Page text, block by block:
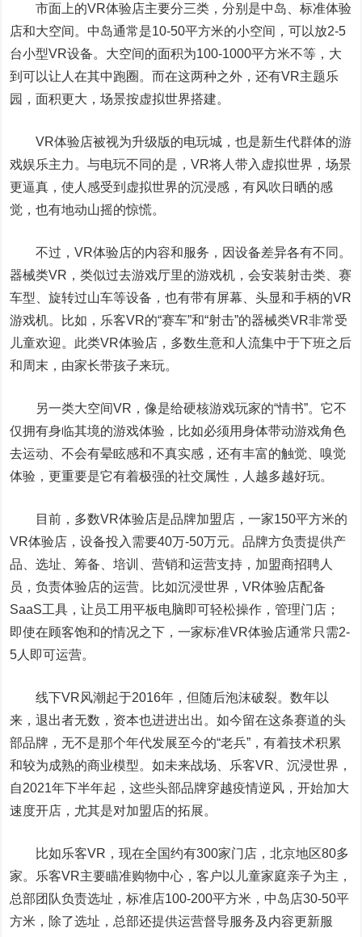
市面上的VR体验店主要分三类，分别是中岛、标准体验
店和大空间。中岛通常是10-50平方米的小空间，可以放2-5
台小型VR设备。大空间的面积为100-1000平方米不等，大
到可以让人在其中跑圈。而在这两种之外，还有VR主题乐
园，面积更大，场景按虚拟世界搭建。
VR体验店被视为升级版的电玩城，也是新生代群体的游
戏娱乐主力。与电玩不同的是，VR将人带入虚拟世界，场景
更逼真，使人感受到虚拟世界的沉浸感，有风吹日晒的感
觉，也有地动山摇的惊慌。
不过，VR体验店的内容和服务，因设备差异各有不同。
器械类VR，类似过去游戏厅里的游戏机，会安装射击类、赛
车型、旋转过山车等设备，也有带有屏幕、头显和手柄的VR
游戏机。比如，乐客VR的“赛车”和“射击”的器械类VR非常受
儿童欢迎。此类VR体验店，多数生意和人流集中于下班之后
和周末，由家长带孩子来玩。
另一类大空间VR，像是给硬核游戏玩家的“情书”。它不
仅拥有身临其境的游戏体验，比如必须用身体带动游戏角色
去运动、不会有晕眩感和不真实感，还有丰富的触觉、嗅觉
体验，更重要是它有着极强的社交属性，人越多越好玩。
目前，多数VR体验店是品牌加盟店，一家150平方米的
VR体验店，设备投入需要40万-50万元。品牌方负责提供产
品、选址、筹备、培训、营销和运营支持，加盟商招聘人
员，负责体验店的运营。比如沉浸世界，VR体验店配备
SaaS工具，让员工用平板电脑即可轻松操作，管理门店；
即使在顾客饱和的情况之下，一家标准VR体验店通常只需2-
5人即可运营。
线下VR风潮起于2016年，但随后泡沫破裂。数年以
来，退出者无数，资本也进进出出。如今留在这条赛道的头
部品牌，无不是那个年代发展至今的“老兵”，有着技术积累
和较为成熟的商业模型。如未来战场、乐客VR、沉浸世界，
自2021年下半年起，这些头部品牌穿越疫情逆风，开始加大
速度开店，尤其是对加盟店的拓展。
比如乐客VR，现在全国约有300家门店，北京地区80多
家。乐客VR主要瞄准购物中心，客户以儿童家庭亲子为主，
总部团队负责选址，标准店100-200平方米，中岛店30-50平
方米，除了选址，总部还提供运营督导服务及内容更新服